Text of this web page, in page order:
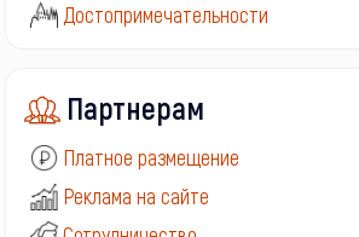
Достопримечательности
Партнерам
Платное размещение
Реклама на сайте